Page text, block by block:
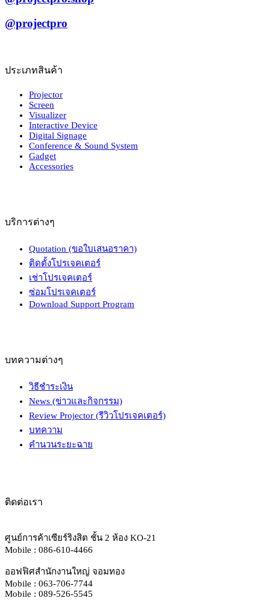
@projectpro
ประเภทสินค้า
Projector
Screen
Visualizer
Interactive Device
Digital Signage
Conference & Sound System
Gadget
Accessories
บริการต่างๆ
Quotation (ขอใบเสนอราคา)
ติดตั้งโปรเจคเตอร์
เช่าโปรเจคเตอร์
ซ่อมโปรเจคเตอร์
Download Support Program
บทความต่างๆ
วิธีชำระเงิน
News (ข่าวและกิจกรรม)
Review Projector (รีวิวโปรเจคเตอร์)
บทความ
คำนวนระยะฉาย
ติดต่อเรา
ศูนย์การค้าเซียร์ริงสิต ชั้น 2 ห้อง KO-21
Mobile : 086-610-4466
ออฟฟิศสำนักงานใหญ่ จอมทอง
Mobile : 063-706-7744
Mobile : 089-526-5545